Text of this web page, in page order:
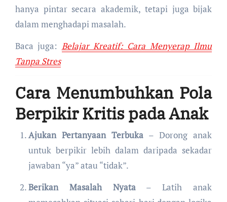
hanya pintar secara akademik, tetapi juga bijak
dalam menghadapi masalah.
Baca juga: Belajar Kreatif: Cara Menyerap Ilmu
Tanpa Stres
Cara Menumbuhkan Pola
Berpikir Kritis pada Anak
Ajukan Pertanyaan Terbuka– Dorong anak
untuk berpikir lebih dalam daripada sekadar
jawaban “ya” atau “tidak”.
Berikan Masalah Nyata– Latih anak